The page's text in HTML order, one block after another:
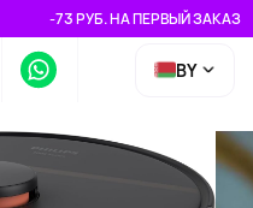
-73 РУБ. НА ПЕРВЫЙ ЗАКАЗ
BY